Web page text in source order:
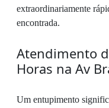
extraordinariamente
encontrada.
Atendimento
Horas na Av
Um entupimento